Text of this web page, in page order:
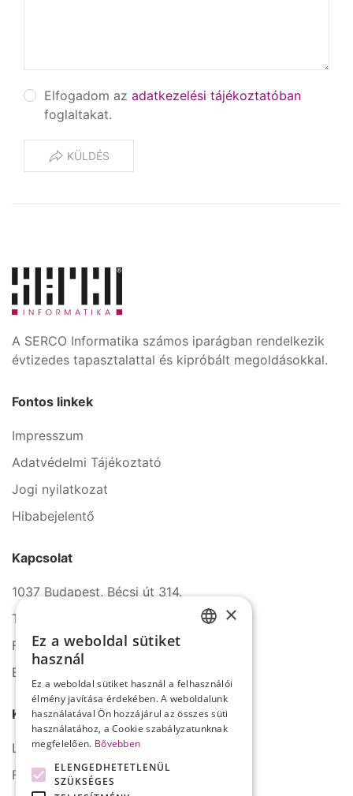
Elfogadom az adatkezelési tájékoztatóban
foglaltakat.
KÜLDÉS
A SERCO Informatika számos iparágban rendelkezik
évtizedes tapasztalattal és kipróbált megoldásokkal.
Fontos linkek
Impresszum
Adatvédelmi Tájékoztató
Jogi nyilatkozat
Hibabejelentő
Kapcsolat
1037 Budapest, Bécsi út 314.
Tel.: +36 1 272 2140
Fax: +36 1 272 2150
E-mail: info@serco.hu
Kövessen minket
LinkedIn
Facebook
×
Ez a weboldal sütiket
használ
Ez a weboldal sütiket használ a felhasználói
élmény javítása érdekében. A weboldalunk
használatával Ön hozzájárul az összes süti
használatához, a Cookie szabályzatunknak
megfelelően. Bővebben
ELENGEDHETETLENÜL
SZÜKSÉGES